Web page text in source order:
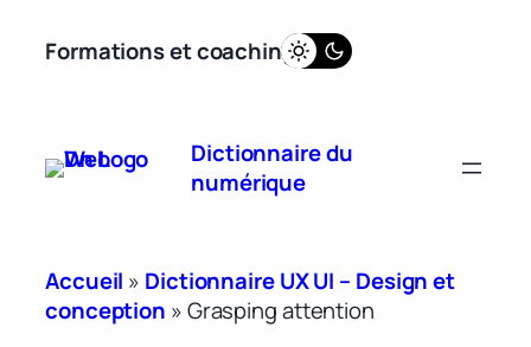
Formations et coaching
Dictionnaire du
numérique
Accueil » Dictionnaire UX UI – Design et
conception »Grasping attention